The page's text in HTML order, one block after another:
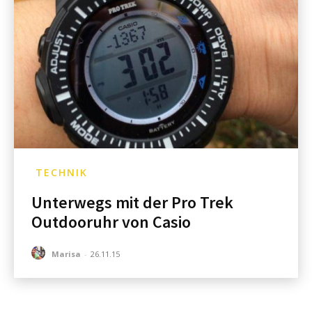
TECHNIK
Unterwegs mit der Pro Trek
Outdooruhr von Casio
Marisa - 26.11.15